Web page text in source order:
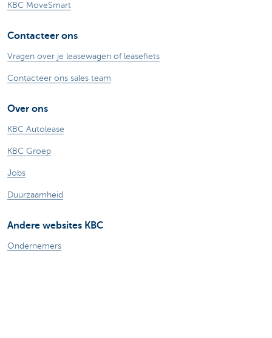
KBC MoveSmart
Contacteer ons
Vragen over je leasewagen of leasefiets
Contacteer ons sales team
Over ons
KBC Autolease
KBC Groep
Jobs
Duurzaamheid
Andere websites KBC
Ondernemers